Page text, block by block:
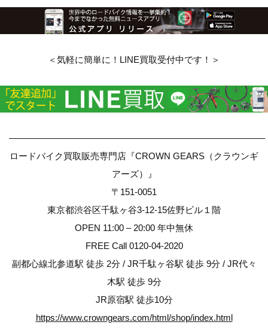
＜気軽に簡単に！LINE買取受付中です！＞
————————————————————————————–
ロードバイク買取販売専門店『CROWN GEARS（クラウンギ
アーズ）』
〒151-0051
東京都渋谷区千駄ヶ谷3-12-15佐野ビル１階
OPEN 11:00 – 20:00 年中無休
FREE Call 0120-04-2020
副都心線北参道駅 徒歩 2分 / JR千駄ヶ谷駅 徒歩 9分 / JR代々
木駅 徒歩 9分
JR原宿駅 徒歩10分
https://www.crowngears.com/html/shop/index.html